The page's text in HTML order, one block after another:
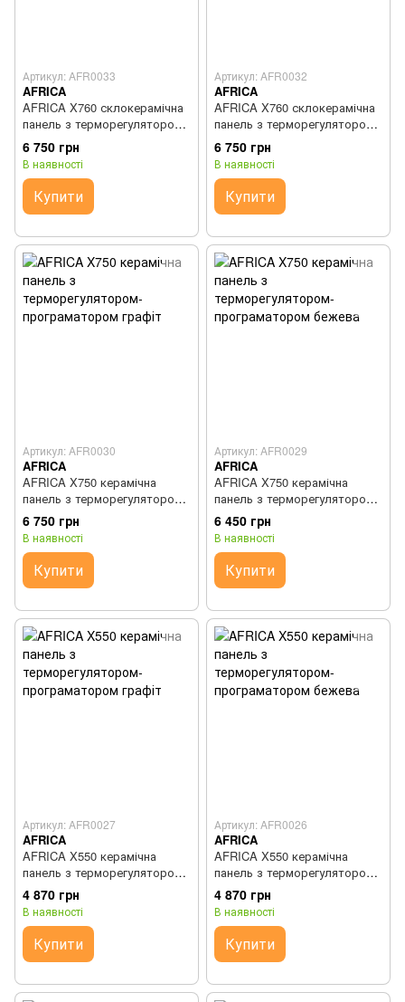
Артикул: AFR0033
AFRICA
AFRICA X760 склокерамічна
панель з терморегулятором-
програматором чорна
6 750 грн
В наявності
Купити
Артикул: AFR0032
AFRICA
AFRICA X760 склокерамічна
панель з терморегулятором-
програматором бежева
6 750 грн
В наявності
Купити
Артикул: AFR0030
AFRICA
AFRICA X750 керамічна
панель з терморегулятором-
програматором графіт
6 750 грн
В наявності
Купити
Артикул: AFR0029
AFRICA
AFRICA X750 керамічна
панель з терморегулятором-
програматором бежева
6 450 грн
В наявності
Купити
Артикул: AFR0027
AFRICA
AFRICA X550 керамічна
панель з терморегулятором-
програматором графіт
4 870 грн
В наявності
Купити
Артикул: AFR0026
AFRICA
AFRICA X550 керамічна
панель з терморегулятором-
програматором бежева
4 870 грн
В наявності
Купити